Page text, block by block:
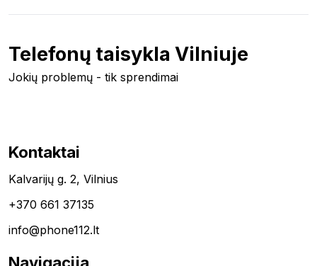
Telefonų taisykla Vilniuje
Jokių problemų - tik sprendimai
Kontaktai
Kalvarijų g. 2, Vilnius
+370 661 37135
info@phone112.lt